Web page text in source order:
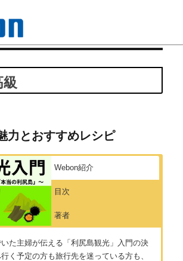
力とおすすめレシピ
Webon紹介
目次
著者
た主婦が伝える「利尻島観光」入門の決
く予定の方も旅行先を迷っている方も、